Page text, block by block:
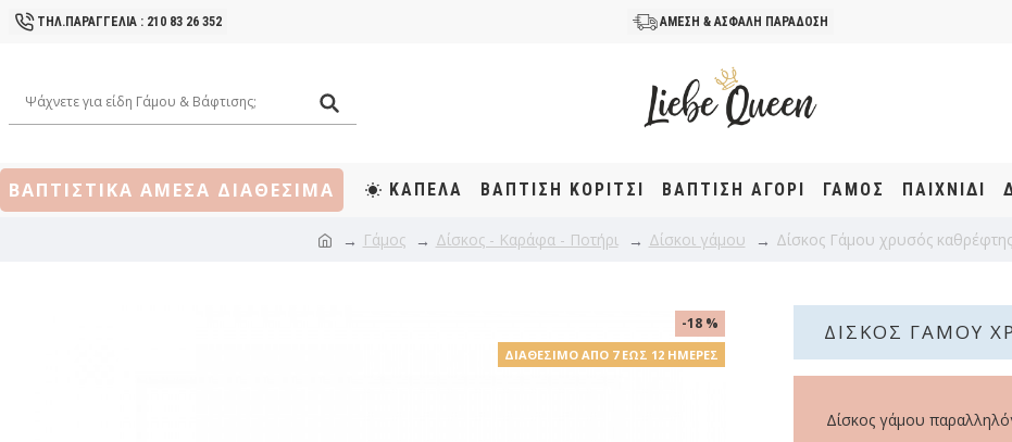
ΤΗΛ.ΠΑΡΑΓΓΕΛΙΑ : 210 83 26 352 ΑΜΕΣΗ & ΑΣΦΑΛΗ ΠΑΡΑΔΟΣΗ
ΒΑΠΤΙΣΤΙΚΑ ΑΜΕΣΑ ΔΙΑΘΕΣΙΜΑ ΚΑΠΕΛΑ ΒΆΠΤΙΣΗ KOΡΊΤΣΙ ΒΆΠΤΙΣΗ ΑΓΌΡΙ ΓΑΜΟΣ ΠΑΙΧΝΙΔΙ
Γάμος Δίσκος - Καράφα - Ποτήρι Δίσκοι γάμου Δίσκος Γάμου χρυσός
-18 %
ΔΙΑΘΈΣΙΜΟ ΑΠΌ 7 ΈΩΣ 12 ΗΜΈΡΕΣ
ΔΊΣΚΟΣ ΓΆΜΟΥ
Δίσκος γάμου